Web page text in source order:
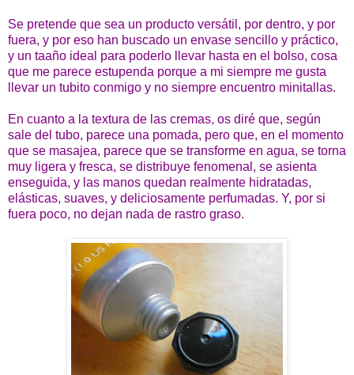
Se pretende que sea un producto versátil, por dentro, y por
fuera, y por eso han buscado un envase sencillo y práctico,
y un taaño ideal para poderlo llevar hasta en el bolso, cosa
que me parece estupenda porque a mi siempre me gusta
llevar un tubito conmigo y no siempre encuentro minitallas.
En cuanto a la textura de las cremas, os diré que, según
sale del tubo, parece una pomada, pero que, en el momento
que se masajea, parece que se transforme en agua, se torna
muy ligera y fresca, se distribuye fenomenal, se asienta
enseguida, y las manos quedan realmente hidratadas,
elásticas, suaves, y deliciosamente perfumadas. Y, por si
fuera poco, no dejan nada de rastro graso.